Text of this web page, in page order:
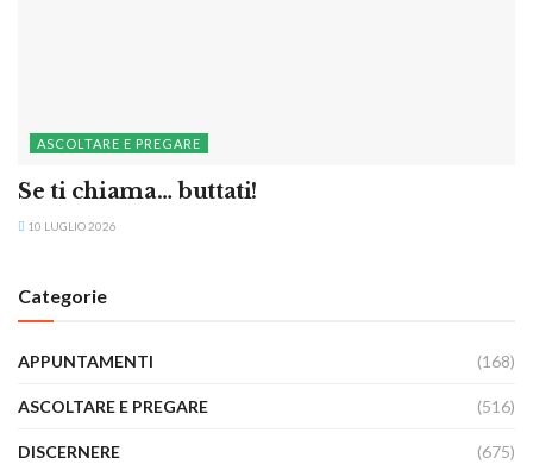
ASCOLTARE E PREGARE
Se ti chiama… buttati!
10 LUGLIO 2026
Categorie
APPUNTAMENTI (168)
ASCOLTARE E PREGARE (516)
DISCERNERE (675)